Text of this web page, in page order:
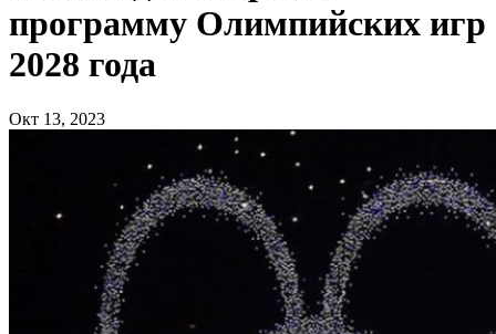
программу Олимпийских игр
2028 года
Окт 13, 2023